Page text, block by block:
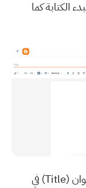
الكتابة كما
اكتب عنوان المقال (المدونة) في خانة العنوان (Title) في